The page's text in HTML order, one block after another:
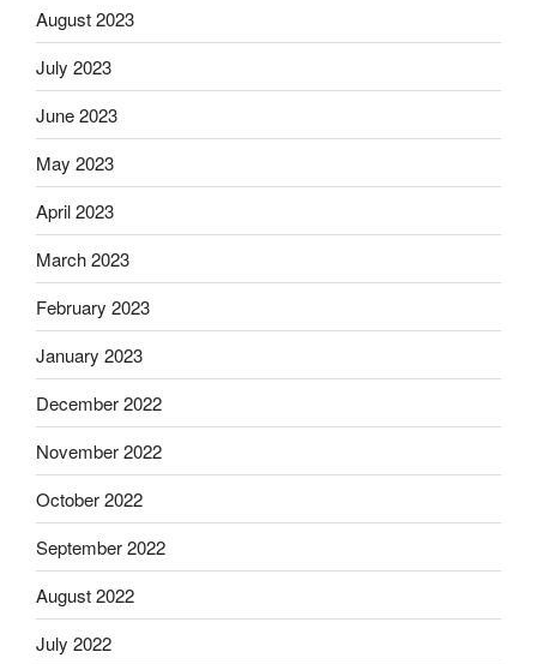
August 2023
July 2023
June 2023
May 2023
April 2023
March 2023
February 2023
January 2023
December 2022
November 2022
October 2022
September 2022
August 2022
July 2022